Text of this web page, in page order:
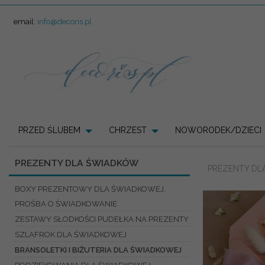
email: info@decoris.pl
PRZED ŚLUBEM CHRZEST NOWORODEK/DZIECI
PREZENTY DLA ŚWIADKÓW
BOXY PREZENTOWY DLA ŚWIADKOWEJ,
PROŚBA O ŚWIADKOWANIE
ZESTAWY SŁODKOŚCI PUDEŁKA NA PREZENTY
SZLAFROK DLA ŚWIADKOWEJ
BRANSOLETKI I BIŻUTERIA DLA ŚWIADKOWEJ
PREZENTY